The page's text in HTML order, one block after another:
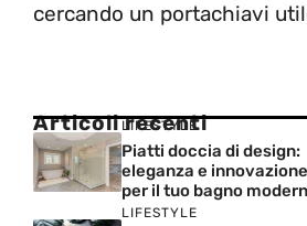
cercando un portachiavi
Articoli recenti
LIFESTYLE
Piatti doccia di design:
eleganza e innovazione
per il tuo bagno
LIFESTYLE